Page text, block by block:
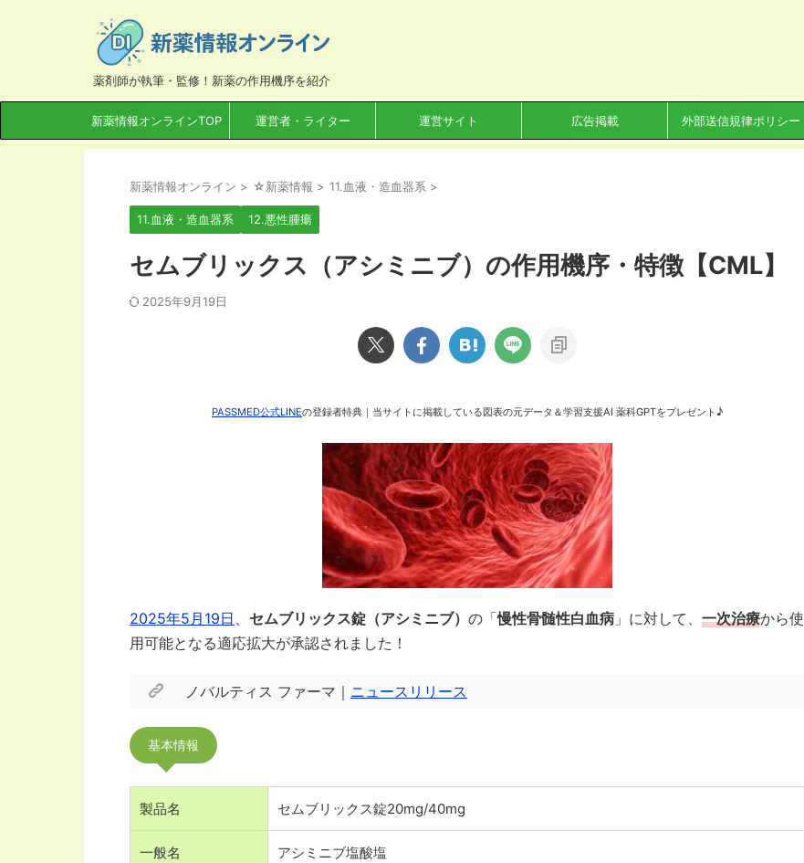
薬剤師が執筆・監修！新薬の作用機序を紹介
新薬情報オンラインTOP 運営者・ライター 運営サイト 広告掲載 外部送信規律ポリシー
新薬情報オンライン > ☆新薬情報 > 11.血液・造血器系 >
11.血液・造血器系 12.悪性腫瘍
セムブリックス（アシミニブ）の作用機序・特徴【CML】
2025年9月19日
PASSMED公式LINEの登録者特典｜当サイトに掲載している図表の元データ＆学習支援AI 薬科GPTをプレゼント♪
2025年5月19日 、 セムブリックス錠（アシミニブ） の「慢性骨髄性白血病 」に対して、 一次治療から使
用可能となる適応拡大が承認されました！
ノバルティス ファーマ｜ ニュースリリース
基本情報
製品名 セムブリックス錠20mg/40mg
一般名 アシミニブ塩酸塩